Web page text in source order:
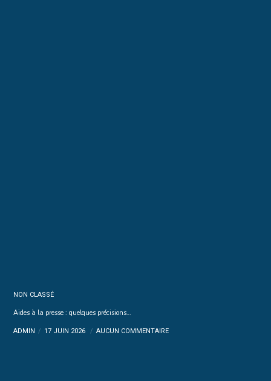
NON CLASSÉ
Aides à la presse : quelques précisions…
ADMIN 17 JUIN 2026 AUCUN COMMENTAIRE